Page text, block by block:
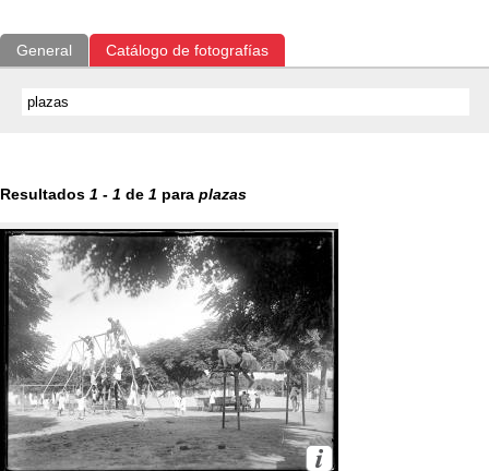
General Catálogo de fotografías
Resultados 1 - 1 de 1 para plazas